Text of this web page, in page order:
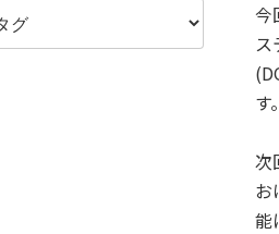
今
す
次
お
能